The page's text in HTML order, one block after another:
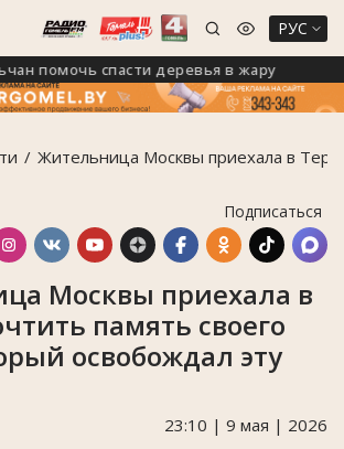
РУС
помочь спасти деревья в жару
Жительница Москвы приехала в
Подписаться
Москвы приехала в
память своего
освобождал эту
23:10 | 9 мая | 2026